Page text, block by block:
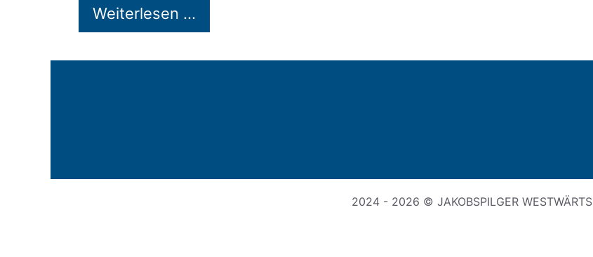
Weiterlesen …
2024 - 2026 © JAKOBSPILGER WESTWÄRTS